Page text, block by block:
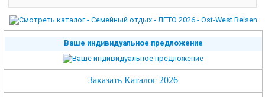
Ваше индивидуальное предложение
Заказать Каталог 2026